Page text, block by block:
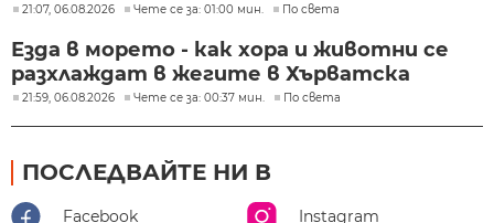
21:07, 06.08.2026 Чете се за: 01:00 мин. По света
Езда в морето - как хора и животни се
разхлаждат в жегите в Хърватска
21:59, 06.08.2026 Чете се за: 00:37 мин. По света
ПОСЛЕДВАЙТЕ НИ В
Facebook Instagram